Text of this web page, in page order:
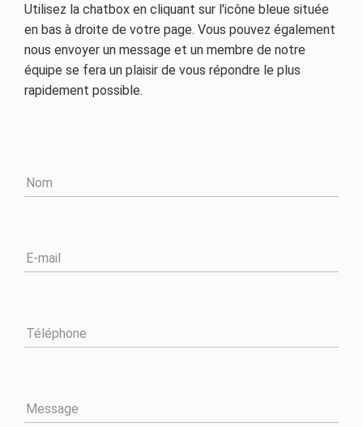
Utilisez la chatbox en cliquant sur l'icône bleue située
en bas à droite de votre page. Vous pouvez également
nous envoyer un message et un membre de notre
équipe se fera un plaisir de vous répondre le plus
rapidement possible.